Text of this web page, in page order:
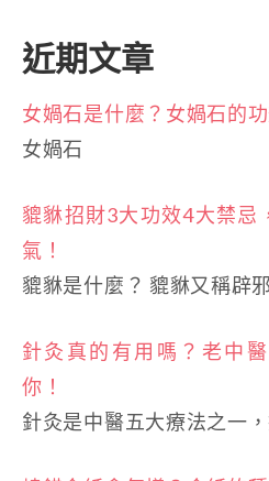
近期文章
女媧石是什麼？女媧石的
女媧石
貔貅招財3大功效4大禁忌
氣！
貔貅是什麼？ 貔貅又稱辟
針灸真的有用嗎？老中
你！
針灸是中醫五大療法之一